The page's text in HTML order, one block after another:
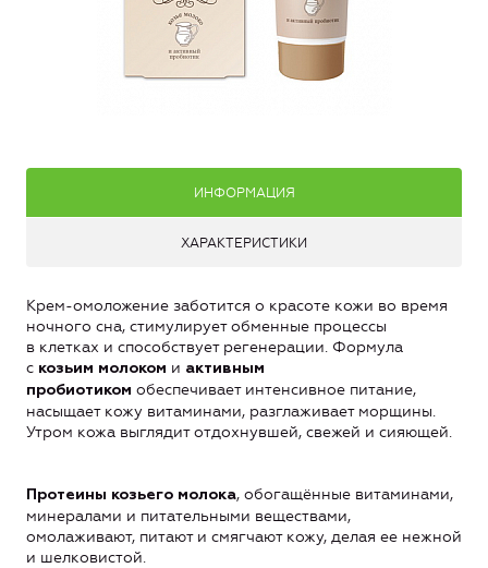
ИНФОРМАЦИЯ
ХАРАКТЕРИСТИКИ
Крем-омоложение заботится о красоте кожи во время
ночного сна, стимулирует обменные процессы
в клетках и способствует регенерации. Формула
с козьим молоком и активным
пробиотиком обеспечивает интенсивное питание,
насыщает кожу витаминами, разглаживает морщины.
Утром кожа выглядит отдохнувшей, свежей и сияющей.
Протеины козьего молока, обогащённые витаминами,
минералами и питательными веществами,
омолаживают, питают и смягчают кожу, делая ее нежной
и шелковистой.